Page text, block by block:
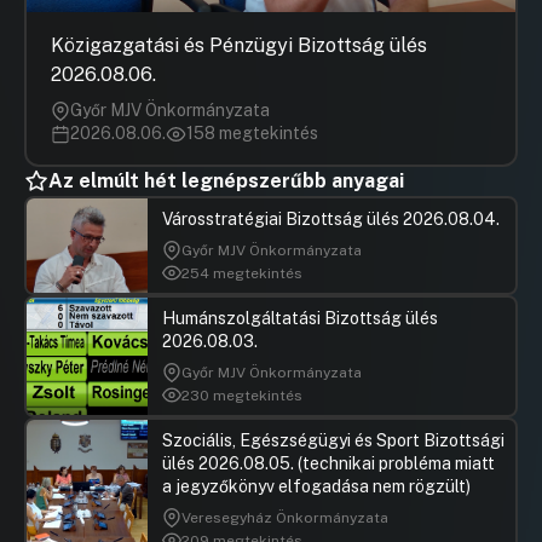
2024. évi éves beszámolójának a
jóváhagyására, Javaslat a Budapest
beszámolójának jóváhagyására
22. Javaslat a BUDAPEST
VÁSÁRCSARNOKAI Kft. 2025. évi Üzleti
tervének jóváhagyására, Javaslat a
Nagyvásárcsarnok turisztikai
vonzerejének emelését célzó
intézkedési terv kidolgozására
HozzászólásokUgrás a napirendi pontra
23.Javaslat a BKV Zrt. leányvállalatai üzleti
tervének elfogadására
UGRÁS A NAPIREND ELEJÉRE
24.Javaslat a Pro Regio Közép-Magyarországi
Regionális Fejlesztési és Szolgáltató Nonprofit
Kft. 2025. évi üzleti tervének és 2025. évi
közbeszerzési tervének jóváhagyására
Közigazgatási és Pénzügyi Bizottság ülés
2026.08.06.
Győr MJV Önkormányzata
2026.08.06.
158 megtekintés
Az elmúlt hét legnépszerűbb anyagai
Városstratégiai Bizottság ülés 2026.08.04.
Győr MJV Önkormányzata
254 megtekintés
Humánszolgáltatási Bizottság ülés
2026.08.03.
Győr MJV Önkormányzata
230 megtekintés
Szociális, Egészségügyi és Sport Bizottsági
ülés 2026.08.05. (technikai probléma miatt
a jegyzőkönyv elfogadása nem rögzült)
Veresegyház Önkormányzata